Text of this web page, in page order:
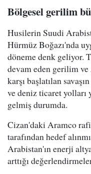
Bölgesel gerilim
Husilerin Suudi
Hürmüz Boğazı'nda
döneme denk geliyor.
devam eden gerilim
karşı başlatılan
ve deniz ticaret yolları
gelmiş durumda.
Cizan'daki Aramco
tarafından hedef
Arabistan'ın enerji
arttığı